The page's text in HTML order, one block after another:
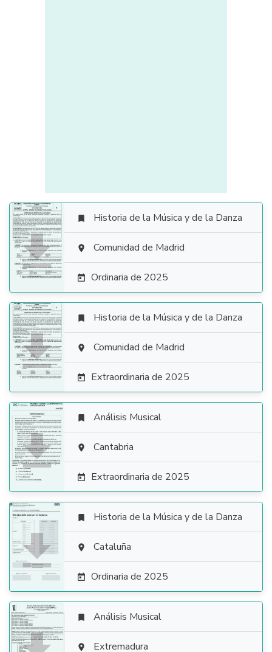

 Historia de la Música y de la Danza
 Comunidad de Madrid
 Ordinaria de 2025

 Historia de la Música y de la Danza
 Comunidad de Madrid
 Extraordinaria de 2025

 Análisis Musical
 Cantabria
 Extraordinaria de 2025

 Historia de la Música y de la Danza
 Cataluña
 Ordinaria de 2025
 Análisis Musical
 Extremadura